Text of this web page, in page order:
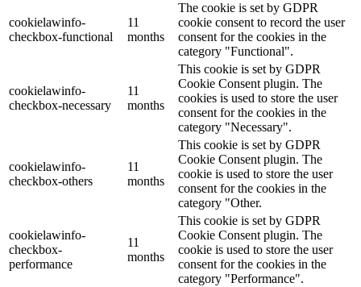
cookielawinfo-
checkbox-functional
11
months
The cookie is set by GDPR
cookie consent to record the user
consent for the cookies in the
category "Functional".
cookielawinfo-
checkbox-necessary
11
months
This cookie is set by GDPR
Cookie Consent plugin. The
cookies is used to store the user
consent for the cookies in the
category "Necessary".
cookielawinfo-
checkbox-others
11
months
This cookie is set by GDPR
Cookie Consent plugin. The
cookie is used to store the user
consent for the cookies in the
category "Other.
cookielawinfo-
checkbox-
performance
11
months
This cookie is set by GDPR
Cookie Consent plugin. The
cookie is used to store the user
consent for the cookies in the
category "Performance".